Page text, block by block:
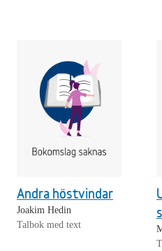
Andra höstvindar
Joakim Hedin
Talbok med text